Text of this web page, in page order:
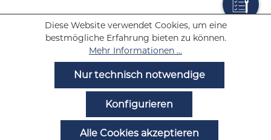
Wolf Tabakwaren
Diese Website verwendet Cookies, um eine
bestmögliche Erfahrung bieten zu können.
Mehr Informationen ...
Nur technisch notwendige
Konfigurieren
Alle Cookies akzeptieren